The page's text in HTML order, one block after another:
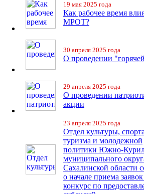
19 мая 2025 года
Как рабочее время
МРОТ?
30 апреля 2025 года
О проведении
29 апреля 2025 года
О проведении
акции
23 апреля 2025 года
Отдел культуры,
туризма и молодежной
политики Южно-
муниципального
Сахалинской области
о начале приема
конкурс по